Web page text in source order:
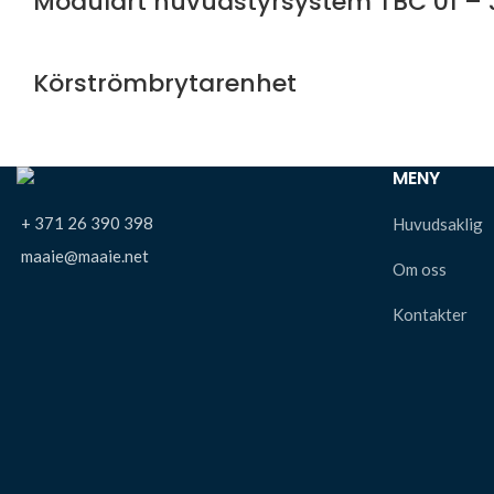
Körströmbrytarenhet
+ 371 26 390 398
maaie@maaie.net
MENY
Huvudsaklig
Om oss
Kontakter